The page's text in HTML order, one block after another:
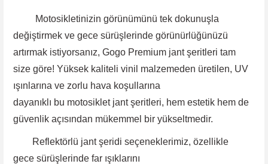
Motosikletinizin görünümünü tek dokunuşla
değiştirmek ve gece sürüşlerinde görünürlüğünüzü
artırmak istiyorsanız, Gogo Premium jant şeritleri tam
size göre! Yüksek kaliteli vinil malzemeden üretilen, UV
ışınlarına ve zorlu hava koşullarına
dayanıklı bu motosiklet jant şeritleri, hem estetik hem de
güvenlik açısından mükemmel bir yükseltmedir.
Reflektörlü jant şeridi seçeneklerimiz, özellikle
gece sürüşlerinde far ışıklarını